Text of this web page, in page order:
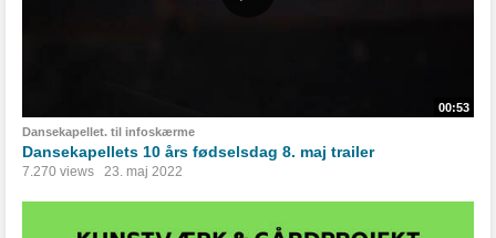
00:53
Dansekapellet. til infoskærme
Dansekapellets 10 års fødselsdag 8. maj trailer
7.270 views 23. maj 2022